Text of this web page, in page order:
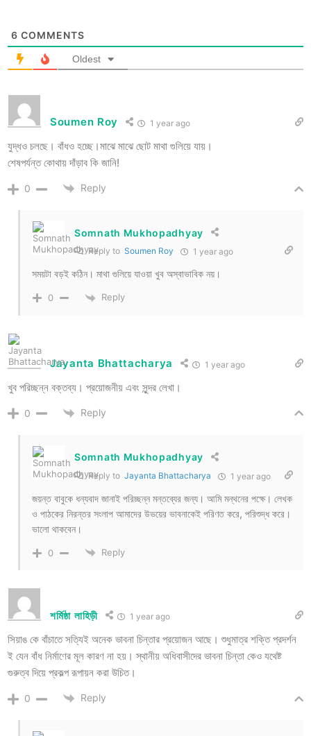
6 COMMENTS
Oldest
Soumen Roy 1 year ago
যুদ্ধও চলছে। বাঁধও হচ্ছে।মাঝে মাঝে ছোট মাথা গুলিয়ে যায়।
শেষপর্যন্ত কোথায় দাঁড়াব কি জানি!
0 Reply
Somnath Mukhopadhyay
Reply to Soumen Roy 1 year ago
সময়টা বড়ই কঠিন। মাথা গুলিয়ে যাওয়া খুব অস্বাভাবিক নয়।
0 Reply
Jayanta Bhattacharya 1 year ago
খুব পরিচ্ছন্ন বক্তব্য। প্রয়োজনীয় এবং সুন্দর লেখা।
0 Reply
Somnath Mukhopadhyay
Reply to Jayanta Bhattacharya 1 year ago
জয়ন্ত বাবুকে ধন্যবাদ জানাই পরিচ্ছন্ন মন্তব্যের জন্য। আমি মন্থনের পক্ষে। লেখক
ও পাঠকের নিরন্তর সংলাপ আমাদের উভয়ের ভাবনাকেই পরিণত করে, পরিশুদ্ধ করে।
ভালো থাকবেন।
0 Reply
শর্মিষ্ঠা লাহিড়ী 1 year ago
সিয়াঙ কে বাঁচাতে সত্যিই অনেক ভাবনা চিন্তার প্রয়োজন আছে। শুধুমাত্র শক্তি প্রদর্শন
ই যেন বাঁধ নির্মাণের মূল কারণ না হয়। স্থানীয় অধিবাসীদের ভাবনা চিন্তা কেও যথেষ্ট
গুরুত্ব দিয়ে প্রকল্প রূপায়ন করা উচিত।
0 Reply